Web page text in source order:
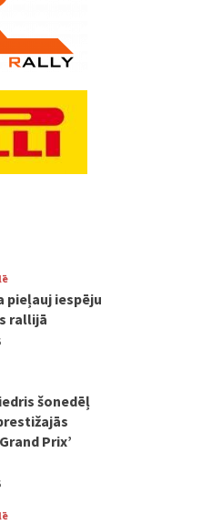
pieļauj iespēju
rallijā
šonedēļ
Prix’